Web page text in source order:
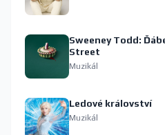
Sweeney Todd:
Street
Muzikál
Ledové království
Muzikál